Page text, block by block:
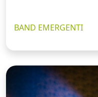
BAND EMERGENTI